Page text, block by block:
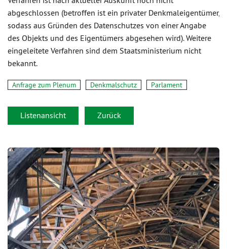
abgeschlossen (betroffen ist ein privater Denkmaleigentümer,
sodass aus Gründen des Datenschutzes von einer Angabe
des Objekts und des Eigentümers abgesehen wird). Weitere
eingeleitete Verfahren sind dem Staatsministerium nicht
bekannt.
Anfrage zum Plenum Denkmalschutz Parlament
Listenansicht Zurück